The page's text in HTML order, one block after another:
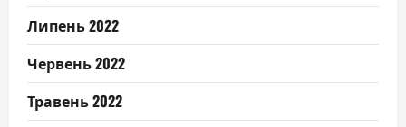
Липень 2022
Червень 2022
Травень 2022